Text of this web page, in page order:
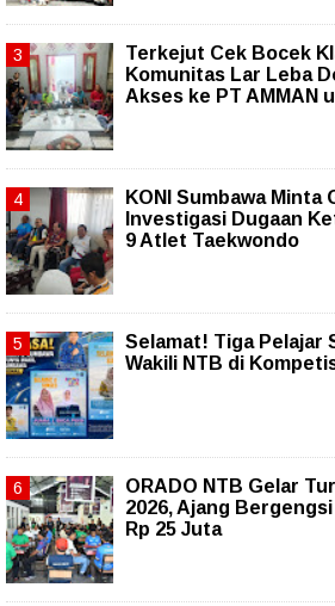
Terkejut Cek Bocek
Komunitas Lar Leba
Akses ke PT AMMAN
KONI Sumbawa Minta
Investigasi Dugaan
9 Atlet Taekwondo
Selamat! Tiga Pelajar
Wakili NTB di
ORADO NTB Gelar
2026, Ajang
Rp 25 Juta